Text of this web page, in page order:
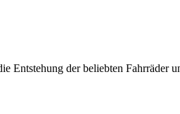
der beliebten Fahrräder